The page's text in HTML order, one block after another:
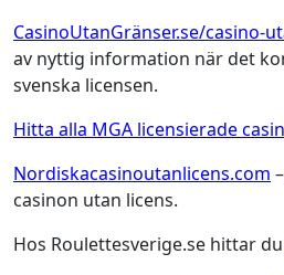
CasinoUtanGränser.se/casino-
av nyttig information när det
svenska licensen.
Hitta alla MGA licensierade
Nordiskacasinoutanlicens.com
casinon utan licens.
Hos Roulettesverige.se hittar du